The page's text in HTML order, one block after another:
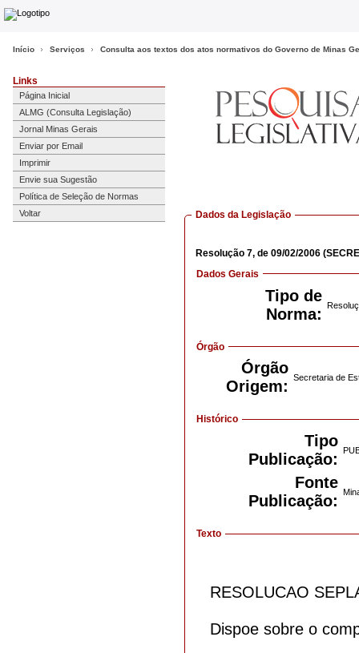
Início Serviços Consulta aos textos dos atos normativos do Governo de Minas
Links
Página Inicial
ALMG (Consulta Legislação)
Jornal Minas Gerais
Enviar por Email
Imprimir
Envie sua Sugestão
Política de Seleção de Normas
Voltar
Dados da Legislação
Resolução 7, de 09/02/2006
Dados Gerais
Tipo de
Norma:
Órgão
Órgão
Origem:
Secretaria de
Histórico
Tipo
Publicação:
Fonte
Publicação:
Texto
RESOLUCAO
Dispoe sobre o